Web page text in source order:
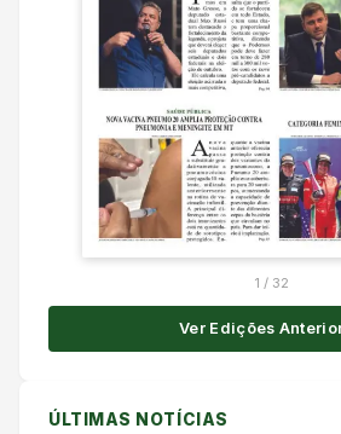
1 / 32
Ver Edições
ÚLTIMAS NOTÍCIAS